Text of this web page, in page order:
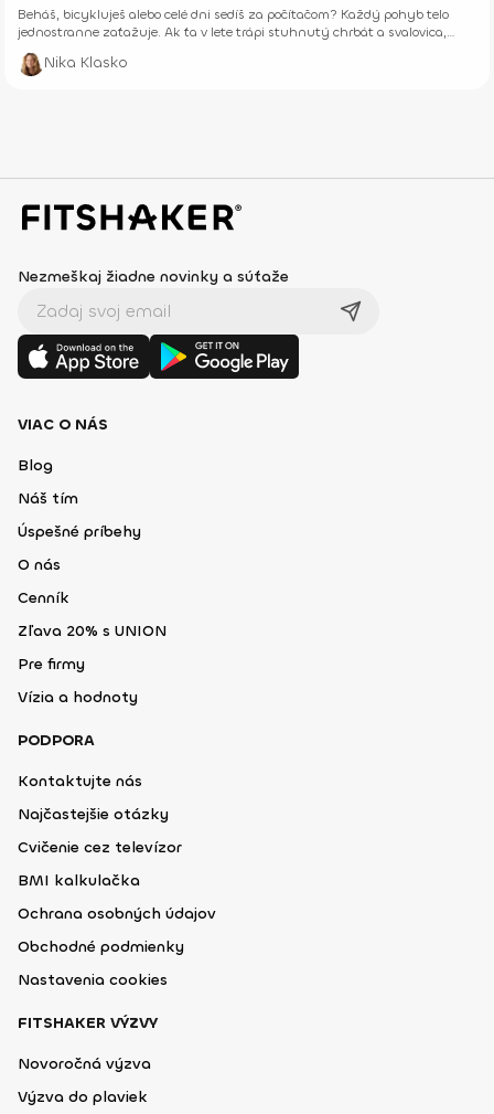
Beháš, bicykluješ alebo celé dni sedíš za počítačom? Každý pohyb telo
jednostranne zaťažuje. Ak ťa v lete trápi stuhnutý chrbát a svalovica,
niekde robíš chybu. Zisti, ako ti len 10 minút správneho cvičenia denne
vráti energiu a zabezpečí leto úplne bez b
Nika Klasko
Nezmeškaj žiadne novinky a súťaže
VIAC O NÁS
Blog
Náš tím
Úspešné príbehy
O nás
Cenník
Zľava 20% s UNION
Pre firmy
Vízia a hodnoty
PODPORA
Kontaktujte nás
Najčastejšie otázky
Cvičenie cez televízor
BMI kalkulačka
Ochrana osobných údajov
Obchodné podmienky
Nastavenia cookies
FITSHAKER VÝZVY
Novoročná výzva
Výzva do plaviek